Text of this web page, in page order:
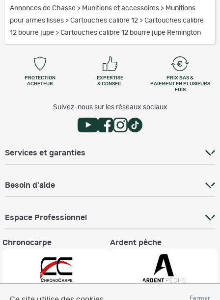
Fermer
Annonces de Chasse > Munitions et accessoires > Munitions
pour armes lisses > Cartouches calibre 12 > Cartouches calibre
12 bourre jupe > Cartouches calibre 12 bourre jupe Remington
PROTECTION
ACHETEUR
EXPERTISE
& CONSEIL
PRIX BAS &
PAIEMENT EN PLUSIEURS
FOIS
Suivez-nous sur les réseaux sociaux
Services et garanties
Besoin d'aide
Espace Professionnel
Chronocarpe Ardent pêche